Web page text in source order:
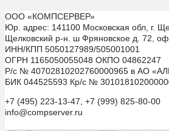
ООО «КОМПСЕРВЕР»
Юр. адрес: 141100 Московская обл, г.
Щелковский р-н. ш Фряновское д. 72,
ИНН/КПП 5050127989/505001001
ОГРН 1165050055048 ОКПО 04862247
Р/с № 40702810202760000965 в АО
БИК 044525593 Кр/с №
+7 (495) 223-13-47, +7 (999) 825-80-00
info@compserver.ru